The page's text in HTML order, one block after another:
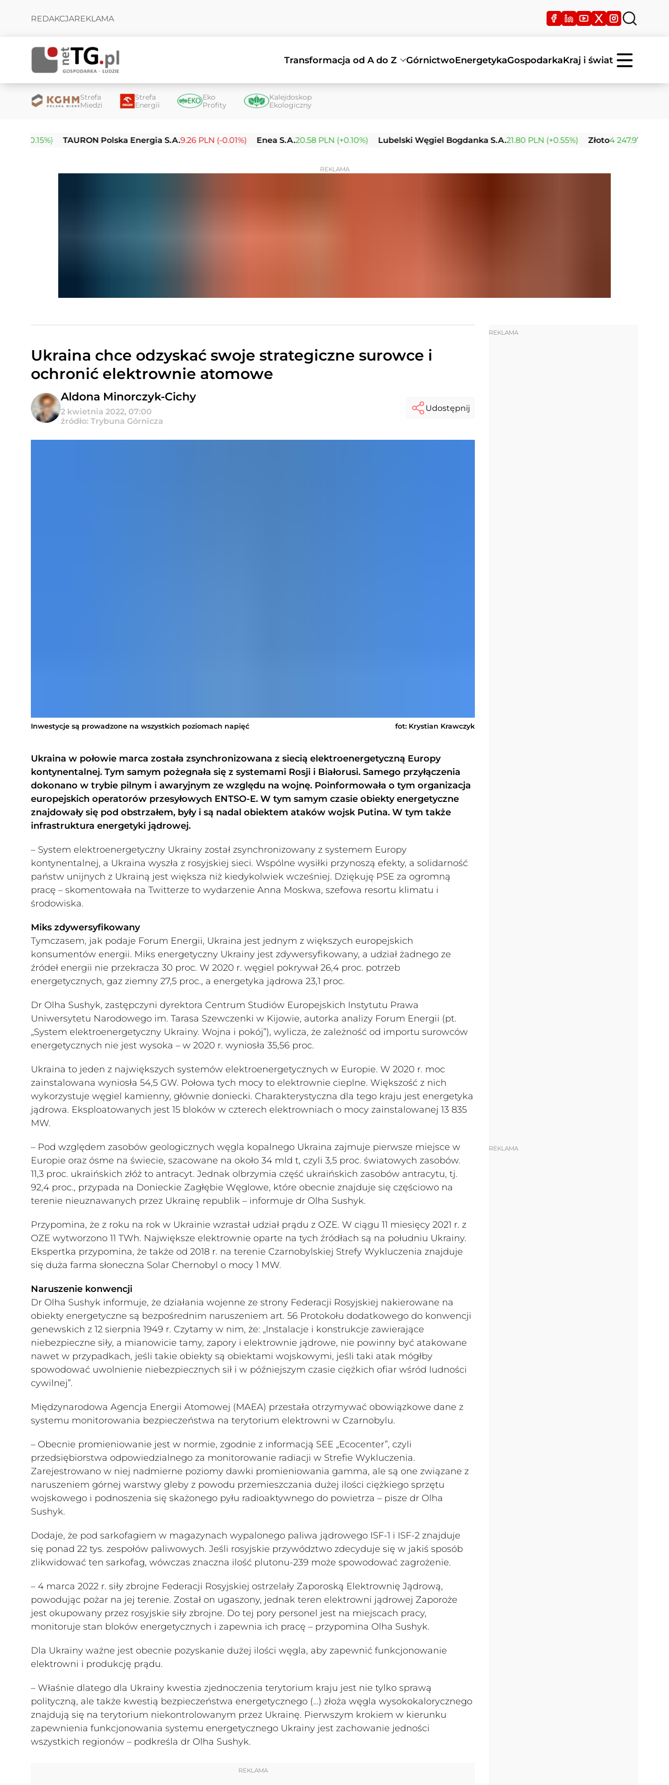
REDAKCJAREKLAMA
Transformacja od A do Z GórnictwoEnergetykaGospodarkaKraj i świat
Strefa
Miedzi
Strefa
Energii
Eko
Profity
Kalejdoskop
Ekologiczny
TAURON Polska Energia S.A.9.26 PLN (-0.01%) Enea S.A.20.58 PLN (+0.10%) Lubelski Węgiel Bogdanka S.A.21.80 PLN (+0.55%) Złoto4 247.97 USD (+0.02%)
REKLAMA
Ukraina chce odzyskać swoje strategiczne surowce i
ochronić elektrownie atomowe
Aldona Minorczyk-Cichy
2 kwietnia 2022, 07:00
źródło: Trybuna Górnicza
Udostępnij
Inwestycje są prowadzone na wszystkich poziomach napięć fot: Krystian Krawczyk
Ukraina w połowie marca została zsynchronizowana z siecią elektroenergetyczną Europy
kontynentalnej. Tym samym pożegnała się z systemami Rosji i Białorusi. Samego przyłączenia
dokonano w trybie pilnym i awaryjnym ze względu na wojnę. Poinformowała o tym organizacja
europejskich operatorów przesyłowych ENTSO-E. W tym samym czasie obiekty energetyczne
znajdowały się pod obstrzałem, były i są nadal obiektem ataków wojsk Putina. W tym także
infrastruktura energetyki jądrowej.
– System elektroenergetyczny Ukrainy został zsynchronizowany z systemem Europy
kontynentalnej, a Ukraina wyszła z rosyjskiej sieci. Wspólne wysiłki przynoszą efekty, a solidarność
państw unijnych z Ukrainą jest większa niż kiedykolwiek wcześniej. Dziękuję PSE za ogromną
pracę – skomentowała na Twitterze to wydarzenie Anna Moskwa, szefowa resortu klimatu i
środowiska.
Miks zdywersyfikowany
Tymczasem, jak podaje Forum Energii, Ukraina jest jednym z większych europejskich
konsumentów energii. Miks energetyczny Ukrainy jest zdywersyfikowany, a udział żadnego ze
źródeł energii nie przekracza 30 proc. W 2020 r. węgiel pokrywał 26,4 proc. potrzeb
energetycznych, gaz ziemny 27,5 proc., a energetyka jądrowa 23,1 proc.
Dr Olha Sushyk, zastępczyni dyrektora Centrum Studiów Europejskich Instytutu Prawa
Uniwersytetu Narodowego im. Tarasa Szewczenki w Kijowie, autorka analizy Forum Energii (pt.
„System elektroenergetyczny Ukrainy. Wojna i pokój”), wylicza, że zależność od importu surowców
energetycznych nie jest wysoka – w 2020 r. wyniosła 35,56 proc.
Ukraina to jeden z największych systemów elektroenergetycznych w Europie. W 2020 r. moc
zainstalowana wyniosła 54,5 GW. Połowa tych mocy to elektrownie cieplne. Większość z nich
wykorzystuje węgiel kamienny, głównie doniecki. Charakterystyczna dla tego kraju jest energetyka
jądrowa. Eksploatowanych jest 15 bloków w czterech elektrowniach o mocy zainstalowanej 13 835
MW.
– Pod względem zasobów geologicznych węgla kopalnego Ukraina zajmuje pierwsze miejsce w
Europie oraz ósme na świecie, szacowane na około 34 mld t, czyli 3,5 proc. światowych zasobów.
11,3 proc. ukraińskich złóż to antracyt. Jednak olbrzymia część ukraińskich zasobów antracytu, tj.
92,4 proc., przypada na Donieckie Zagłębie Węglowe, które obecnie znajduje się częściowo na
terenie nieuznawanych przez Ukrainę republik – informuje dr Olha Sushyk.
Przypomina, że z roku na rok w Ukrainie wzrastał udział prądu z OZE. W ciągu 11 miesięcy 2021 r. z
OZE wytworzono 11 TWh. Największe elektrownie oparte na tych źródłach są na południu Ukrainy.
Ekspertka przypomina, że także od 2018 r. na terenie Czarnobylskiej Strefy Wykluczenia znajduje
się duża farma słoneczna Solar Chernobyl o mocy 1 MW.
Naruszenie konwencji
Dr Olha Sushyk informuje, że działania wojenne ze strony Federacji Rosyjskiej nakierowane na
obiekty energetyczne są bezpośrednim naruszeniem art. 56 Protokołu dodatkowego do konwencji
genewskich z 12 sierpnia 1949 r. Czytamy w nim, że: „Instalacje i konstrukcje zawierające
niebezpieczne siły, a mianowicie tamy, zapory i elektrownie jądrowe, nie powinny być atakowane
nawet w przypadkach, jeśli takie obiekty są obiektami wojskowymi, jeśli taki atak mógłby
spowodować uwolnienie niebezpiecznych sił i w późniejszym czasie ciężkich ofiar wśród ludności
cywilnej”.
Międzynarodowa Agencja Energii Atomowej (MAEA) przestała otrzymywać obowiązkowe dane z
systemu monitorowania bezpieczeństwa na terytorium elektrowni w Czarnobylu.
– Obecnie promieniowanie jest w normie, zgodnie z informacją SEE „Ecocenter”, czyli
przedsiębiorstwa odpowiedzialnego za monitorowanie radiacji w Strefie Wykluczenia.
Zarejestrowano w niej nadmierne poziomy dawki promieniowania gamma, ale są one związane z
naruszeniem górnej warstwy gleby z powodu przemieszczania dużej ilości ciężkiego sprzętu
wojskowego i podnoszenia się skażonego pyłu radioaktywnego do powietrza – pisze dr Olha
Sushyk.
Dodaje, że pod sarkofagiem w magazynach wypalonego paliwa jądrowego ISF-1 i ISF-2 znajduje
się ponad 22 tys. zespołów paliwowych. Jeśli rosyjskie przywództwo zdecyduje się w jakiś sposób
zlikwidować ten sarkofag, wówczas znaczna ilość plutonu-239 może spowodować zagrożenie.
– 4 marca 2022 r. siły zbrojne Federacji Rosyjskiej ostrzelały Zaporoską Elektrownię Jądrową,
powodując pożar na jej terenie. Został on ugaszony, jednak teren elektrowni jądrowej Zaporoże
jest okupowany przez rosyjskie siły zbrojne. Do tej pory personel jest na miejscach pracy,
monitoruje stan bloków energetycznych i zapewnia ich pracę – przypomina Olha Sushyk.
Dla Ukrainy ważne jest obecnie pozyskanie dużej ilości węgla, aby zapewnić funkcjonowanie
elektrowni i produkcję prądu.
– Właśnie dlatego dla Ukrainy kwestia zjednoczenia terytorium kraju jest nie tylko sprawą
polityczną, ale także kwestią bezpieczeństwa energetycznego (…) złoża węgla wysokokalorycznego
znajdują się na terytorium niekontrolowanym przez Ukrainę. Pierwszym krokiem w kierunku
zapewnienia funkcjonowania systemu energetycznego Ukrainy jest zachowanie jedności
wszystkich regionów – podkreśla dr Olha Sushyk.
REKLAMA
REKLAMA
REKLAMA